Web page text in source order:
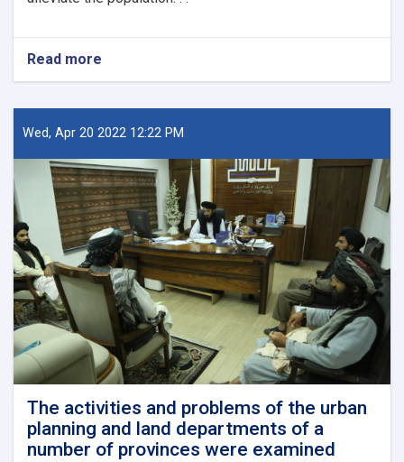
Read more
New
City:
A
of
Hope
for
Afghanistan’s
Future
Wed, Apr 20 2022 12:22 PM
The activities and problems of the urban
planning and land departments of a
number of provinces were examined